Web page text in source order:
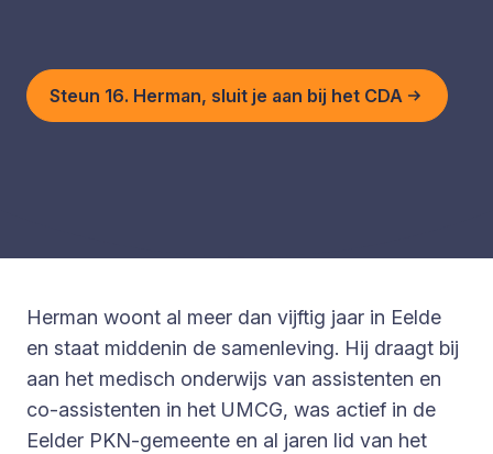
Steun 16. Herman, sluit je aan bij het CDA
Herman woont al meer dan vijftig jaar in Eelde
en staat middenin de samenleving. Hij draagt bij
aan het medisch onderwijs van assistenten en
co-assistenten in het UMCG, was actief in de
Eelder PKN-gemeente en al jaren lid van het